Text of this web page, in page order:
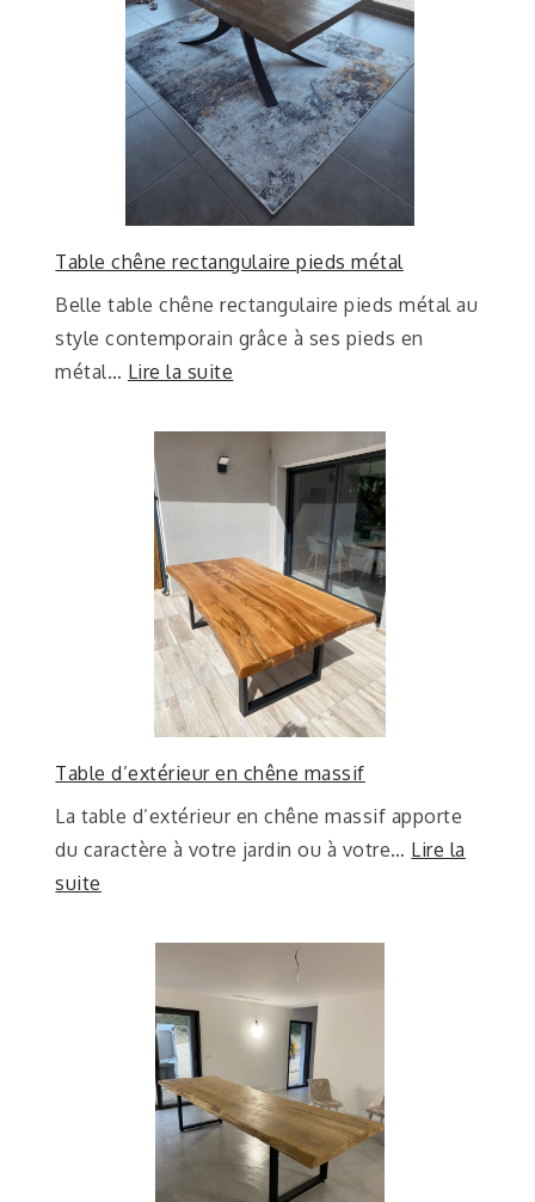
Table chêne rectangulaire pieds métal
Belle table chêne rectangulaire pieds métal au
style contemporain grâce à ses pieds en
métal… Lire la suite
Table d’extérieur en chêne massif
La table d’extérieur en chêne massif apporte
du caractère à votre jardin ou à votre… Lire la
suite